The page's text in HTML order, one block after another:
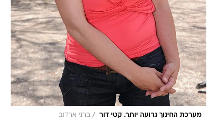
מערכת החינוך גרועה יותר. קטי דור / ברני ארדוב